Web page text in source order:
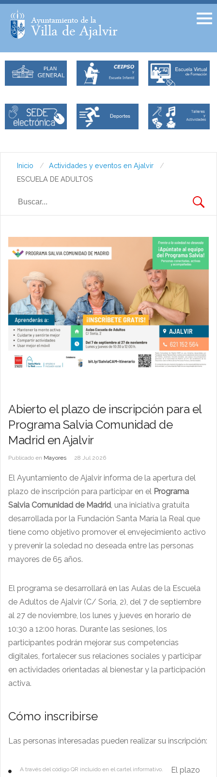
Facebook
Inicio
Actividades y eventos en Ajalvir
ESCUELA DE ADULTOS
Abierto el plazo de inscripción para el
Programa Salvia Comunidad de
Madrid en Ajalvir
Publicado en Mayores 28 Jul 2026
El Ayuntamiento de Ajalvir informa de la apertura del
plazo de inscripción para participar en el Programa
Salvia Comunidad de Madrid, una iniciativa gratuita
desarrollada por la Fundación Santa María la Real que
tiene como objetivo promover el envejecimiento activo
y prevenir la soledad no deseada entre las personas
mayores de 65 años.
El programa se desarrollará en las Aulas de la Escuela
de Adultos de Ajalvir (C/ Soria, 2), del 7 de septiembre
al 27 de noviembre, los lunes y jueves en horario de
10:30 a 12:00 horas. Durante las sesiones, los
participantes podrán mejorar sus competencias
digitales, fortalecer sus relaciones sociales y participar
en actividades orientadas al bienestar y la participación
activa.
Cómo inscribirse
Las personas interesadas pueden realizar su inscripción:
A través del código QR incluido en el cartel informativo.
El plazo